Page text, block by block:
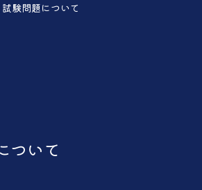
験問題について
ついて